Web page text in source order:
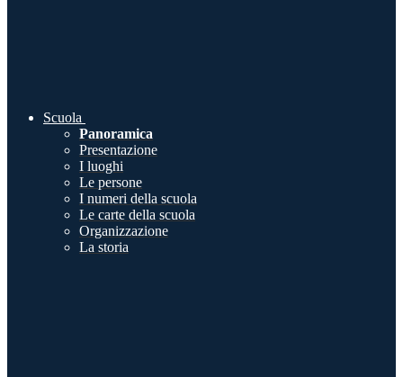
Scuola
Panoramica
Presentazione
I luoghi
Le persone
I numeri della scuola
Le carte della scuola
Organizzazione
La storia